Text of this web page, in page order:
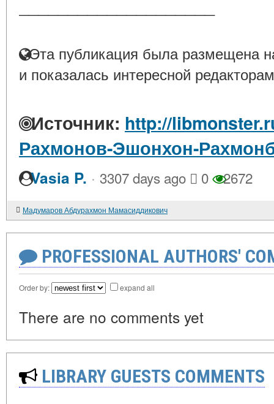
Эта публикация была размещена
и показалась интересной
Источник: http://
Рахмонов-Эшонхон-
Vasia P. · 3307 days ago 0 2672
Мадумаров Абдурахмон Мамасиддикович
PROFESSIONAL AUTHORS'
Order by: expand all
There are no comments yet
LIBRARY GUESTS COMMENTS